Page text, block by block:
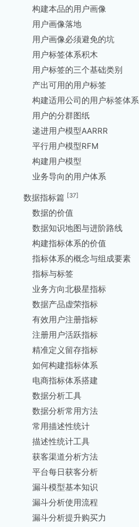
构建本品的用户画像
用户画像落地
用户画像必须避免的坑
用户标签体系积木
用户标签的三个基础类别
产出可用的用户标签
构建适用公司的用户标签体系
用户的分群图纸
递进用户模型AARRR
平行用户模型RFM
构建用户模型
业务导向的用户体系
数据指标篇 [37]
数据的价值
数据知识地图与进阶路线
构建指标体系的价值
指标体系的概念与组成要素
指标与标签
业务方向北极星指标
数据产品虚荣指标
有效用户注册指标
注册用户活跃指标
精准定义留存指标
如何构建指标体系
电商指标体系搭建
数据分析工具
数据分析常用方法
常用描述性统计
描述性统计工具
获客渠道分析方法
平台每日获客分析
漏斗模型基本知识
漏斗分析使用流程
漏斗分析提升购买力